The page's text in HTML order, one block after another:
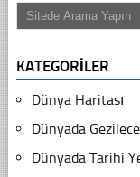
KATEGORILER
Dünya Haritası
Dünyada
Dünyada Tarihi